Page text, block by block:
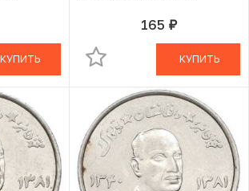
КУПИТЬ
165 руб.В КОРЗИНЕ
КУПИТЬ